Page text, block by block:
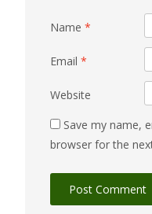
Name *
Email *
Website
Save my name,
browser for the